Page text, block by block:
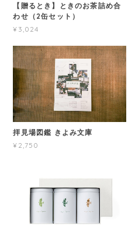
【贈るとき】ときのお茶詰め合
わせ（2缶セット）
¥3,024
拝見場図鑑 きよみ文庫
¥2,750